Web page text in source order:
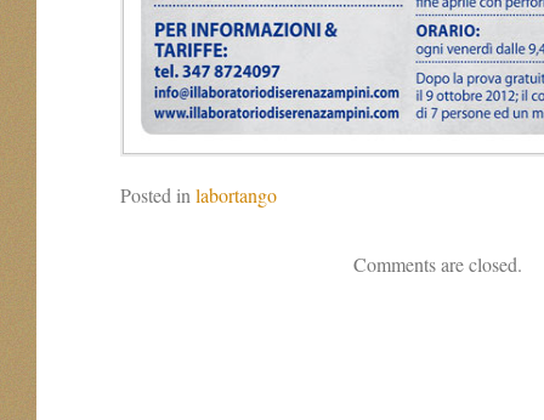
Posted in labortango
Comments are closed.